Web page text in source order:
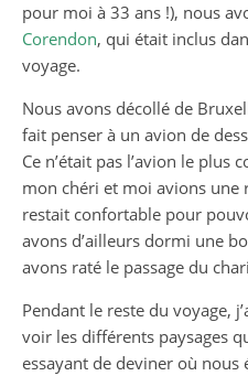
pour moi à 33 ans !), nous
Corendon, qui était inclus
voyage.
Nous avons décollé de
fait penser à un avion de
Ce n’était pas l’avion le plus
mon chéri et moi avions une
restait confortable pour
avons d’ailleurs dormi une
avons raté le passage du
Pendant le reste du voyage,
voir les différents paysages
essayant de deviner où nous